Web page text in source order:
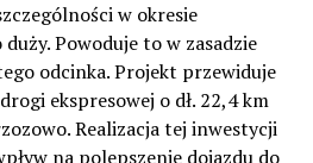
w okresie
Powoduje to w zasadzie
odcinka. Projekt przewiduje
ekspresowej o dł. 22,4 km
Realizacja tej inwestycji
na polepszenie dojazdu do